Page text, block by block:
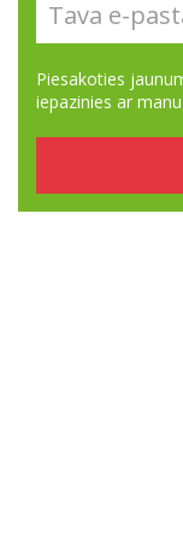
Piesakoties
iepazinies ar manu